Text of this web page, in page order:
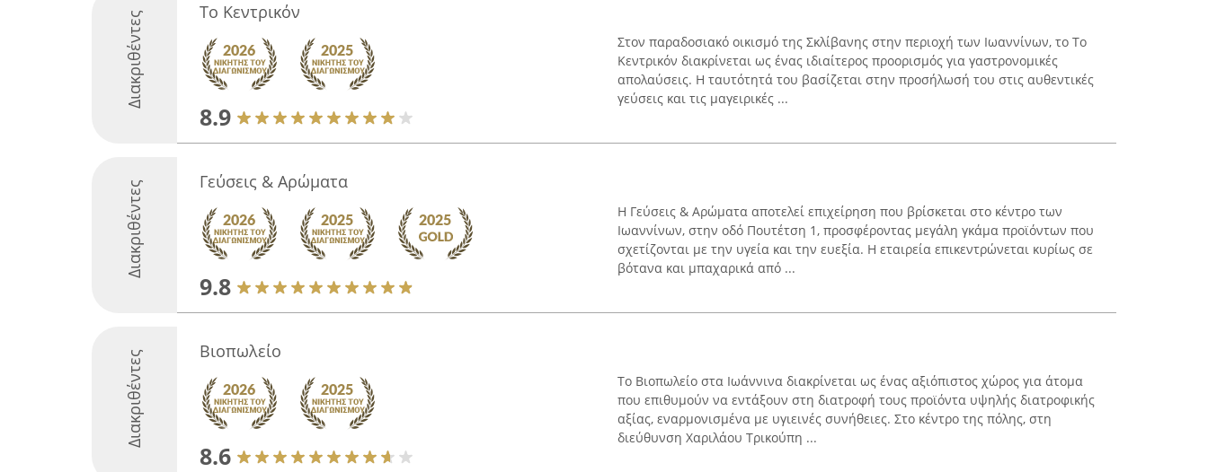
Διακριθέντες Το Κεντρικόν
8.9
Στον παραδοσιακό οικισμό της Σκλίβανης στην περιοχή των Ιωαννίνων, το Το
Κεντρικόν διακρίνεται ως ένας ιδιαίτερος προορισμός για γαστρονομικές
απολαύσεις. Η ταυτότητά του βασίζεται στην προσήλωσή του στις αυθεντικές
γεύσεις και τις μαγειρικές ...
Διακριθέντες Γεύσεις & Αρώματα
9.8
Η Γεύσεις & Αρώματα αποτελεί επιχείρηση που βρίσκεται στο κέντρο των
Ιωαννίνων, στην οδό Πουτέτση 1, προσφέροντας μεγάλη γκάμα προϊόντων που
σχετίζονται με την υγεία και την ευεξία. Η εταιρεία επικεντρώνεται κυρίως σε
βότανα και μπαχαρικά από ...
Διακριθέντες Βιοπωλείο
8.6
Το Βιοπωλείο στα Ιωάννινα διακρίνεται ως ένας αξιόπιστος χώρος για άτομα
που επιθυμούν να εντάξουν στη διατροφή τους προϊόντα υψηλής διατροφικής
αξίας, εναρμονισμένα με υγιεινές συνήθειες. Στο κέντρο της πόλης, στη
διεύθυνση Χαριλάου Τρικούπη ...